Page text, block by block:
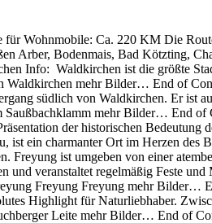
Wohnmobile: Ca. 220 KM Die
Arber, Bodenmais, Bad Kötzting,
Info: Waldkirchen ist die größte
Waldkirchen mehr Bilder… End of
südlich von Waldkirchen. Er ist
Saußbachklamm mehr Bilder… End
der historischen Bedeutung
ein charmanter Ort im Herzen des
ist umgeben von einer
und veranstaltet regelmäßig Feste
Freyung Freyung mehr Bilder…
Highlight für Naturliebhaber.
Leite mehr Bilder… End of